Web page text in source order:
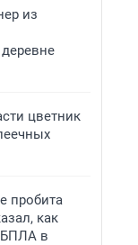
из
цветник
пробита
как
БПЛА в